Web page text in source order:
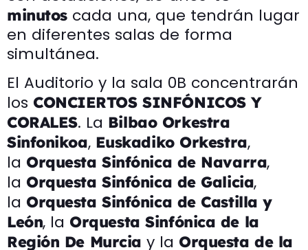
minutoscada una, que tendrán lugar
en diferentes salas de forma
simultánea.
El Auditorio y la sala 0B concentrarán
los CONCIERTOS SINFÓNICOS Y
CORALES. La Bilbao Orkestra
Sinfonikoa, Euskadiko Orkestra,
la Orquesta Sinfónica de Navarra,
la Orquesta Sinfónica de Galicia,
la Orquesta Sinfónica de Castilla y
León, la Orquesta Sinfónica de la
Región De Murcia y la Orquesta de la